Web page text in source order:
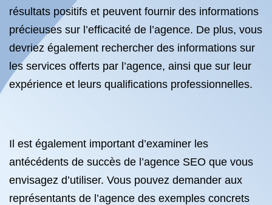
résultats positifs et peuvent fournir des informations
précieuses sur l’efficacité de l’agence. De plus, vous
devriez également rechercher des informations sur
les services offerts par l’agence, ainsi que sur leur
expérience et leurs qualifications professionnelles.
Il est également important d’examiner les
antécédents de succès de l’agence SEO que vous
envisagez d’utiliser. Vous pouvez demander aux
représentants de l’agence des exemples concrets